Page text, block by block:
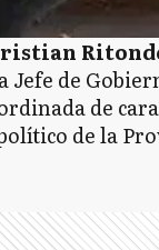
Jefe de
de
de la